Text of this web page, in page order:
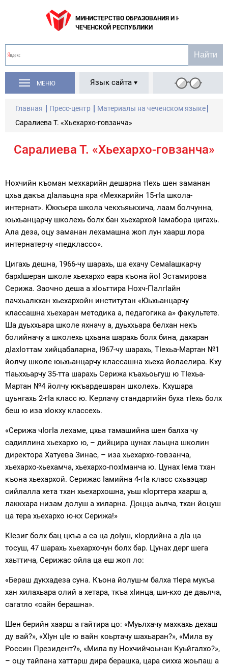
МИНИСТЕРСТВО ОБРАЗОВАНИЯ И НАУКИ
ЧЕЧЕНСКОЙ РЕСПУБЛИКИ
МЕНЮ Язык сайта
Главная Пресс-центр
Материалы на чеченском языке
Саралиева Т. «Хьехархо-говзанча»
Саралиева Т. «Хьехархо-говзанча»
Нохчийн къоман мехкарийн дешарна тIехь шен заманан
цхьа дакъа дIалаьцна яра «Мехкарийн 15-гIа школа-
интернат». Юккъера школа чекхъяькхича, лаам болчунна,
юьхьанцарчу школехь болх бан хьехархой Iамабора цигахь.
Ала деза, оцу заманан лехамашна жоп лун хаарш лора
интернатерчу «педклассо».
Цигахь дешна, 1966-чу шарахь, ша ехачу СемаIашкарчу
бархIшеран школе хьехархо еара къона йоI Эстамирова
Серижа. Заочно деша а хIоьттира Нохч-ГIалгIайн
пачхьалкхан хьехархойн институтан «Юьхьанцарчу
классашна хьехаран методика а, педагогика а» факультете.
Ша дуьххьара школе яхначу а, дуьххьара белхан некъ
болийначу а школехь цхьана шарахь болх бина, дахаран
дIахIоттам хийцабаларна, I967-чу шарахь, ТIехьа-Мартан №1
йолчу школе юьхьанцарчу классашна хьеха йолаелира. Кху
тIаьххьарчу 35-тта шарахь Серижа къахьоьгуш ю ТIехьа-
Мартан №4 йолчу юкъардешаран школехь. Кхушара
цуьнгахь 2-гIа класс ю. Керлачу стандартийн буха тIехь болх
беш ю иза хIокху классехь.
«Серижа чIогIа лехаме, цхьа тамашийна шен балха чу
садиллина хьехархо ю, – дийцира цунах лаьцна школин
директора Хатуева Зинас, – иза хьехархо-говзанча,
хьехархо-хьехамча, хьехархо-похIманча ю. Цунах Iема тхан
къона хьехархой. Серижас Iамийна 4-гIа класс схьаэцар
сийлалла хета тхан хьехархошна, уьш кIорггера хаарш а,
лаккхара низам долуш а хиларна. Доцца аьлча, тхан йоцуш
ца тера хьехархо ю-кх Серижа!»
КIезиг болх бац цкъа а са ца доIуш, кIордийна а дIа ца
тосуш, 47 шарахь хьехархочун болх бар. Цунах дерг шега
хаьттича, Серижас ойла ца еш жоп ло:
«Бераш дукхадеза суна. Къона йолуш-м балха тIера мукъа
хан хилахьара олий а хетара, ткъа хIинца, ши-кхо де даьлча,
сагатло «сайн берашна».
Шен берийн хаарш а гайтира цо: «Муьлхачу махкахь дехаш
ду вай?», «ХIун цIе ю вайн коьртачу шахьаран?», «Мила ву
Россин Президент?», «Мила ву Нохчийчоьнан Куьйгалхо?»,
– оцу тайпана хаттарш дира берашка, цара сихха жоьпаш а